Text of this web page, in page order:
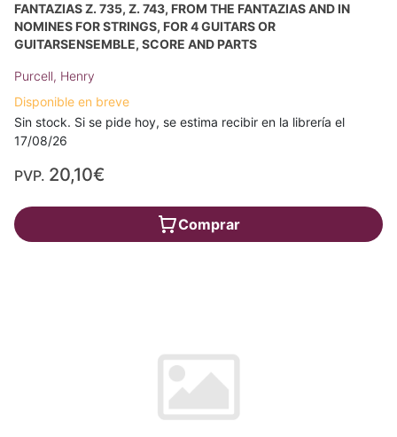
FANTAZIAS Z. 735, Z. 743, FROM THE FANTAZIAS AND IN
NOMINES FOR STRINGS, FOR 4 GUITARS OR
GUITARSENSEMBLE, SCORE AND PARTS
Purcell, Henry
Disponible en breve
Sin stock. Si se pide hoy, se estima recibir en la librería el
17/08/26
PVP. 20,10€
Comprar